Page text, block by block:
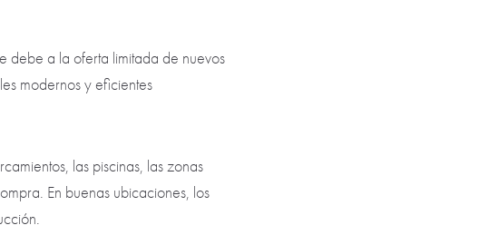
debe a la oferta limitada de nuevos
modernos y eficientes
las piscinas, las zonas
En buenas ubicaciones, los